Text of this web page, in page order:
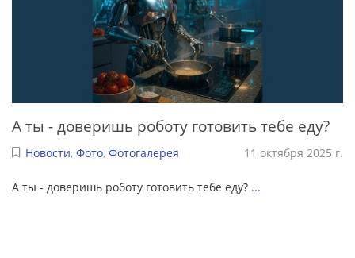
А ты - доверишь роботу готовить тебе еду?
Новости, Фото, Фотогалерея 11 октября 2025 г.
А ты - доверишь роботу готовить тебе еду? ...